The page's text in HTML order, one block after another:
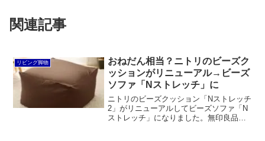
関連記事
リビング脚物
おねだん相当？ニトリのビーズク
ッションがリニューアル→ビーズ
ソファ「Nストレッチ」に
ニトリのビーズクッション「Nストレッチ
2」がリニューアルしてビーズソファ「N
ストレッチ」になりました。無印良品の